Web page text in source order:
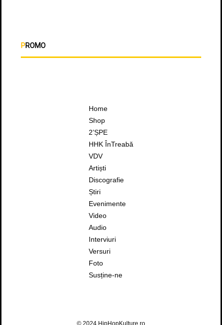
PROMO
© 2024 HipHopKulture.ro
Home
Shop
2’ȘPE
HHK ÎnTreabă
VDV
Artiști
Discografie
Știri
Evenimente
Video
Audio
Interviuri
Versuri
Foto
Susține-ne